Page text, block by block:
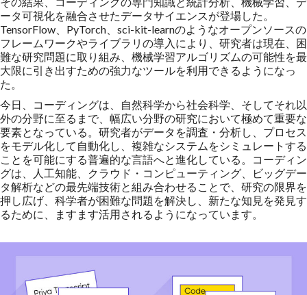
ータ可視化を融合させたデータサイエンスが登場した。
TensorFlow、PyTorch、sci-kit-learnのようなオープンソースの
フレームワークやライブラリの導入により、研究者は現在、困
難な研究問題に取り組み、機械学習アルゴリズムの可能性を最
大限に引き出すための強力なツールを利用できるようになっ
た。
今日、コーディングは、自然科学から社会科学、そしてそれ以
外の分野に至るまで、幅広い分野の研究において極めて重要な
要素となっている。研究者がデータを調査・分析し、プロセス
をモデル化して自動化し、複雑なシステムをシミュレートする
ことを可能にする普遍的な言語へと進化している。コーディン
グは、人工知能、クラウド・コンピューティング、ビッグデー
タ解析などの最先端技術と組み合わせることで、研究の限界を
押し広げ、科学者が困難な問題を解決し、新たな知見を発見す
るために、ますます活用されるようになっています。